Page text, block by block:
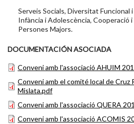
Serveis Socials, Diversitat Funcional
Infància i Adolescència, Cooperació
Persones Majors.
DOCUMENTACIÓN ASOCIADA
Conveni amb l'associació AHUIM
Conveni amb el comité local de Cruz
Mislata.pdf
Conveni amb l'associació QUERA
Conveni amb l'associació ACOMIS